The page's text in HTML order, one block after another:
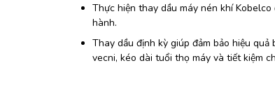
Thực hiện thay dầu máy nén khí
hành.
Thay dầu định kỳ giúp đảm bảo hiệu
vecni, kéo dài tuổi thọ máy và tiết kiệm